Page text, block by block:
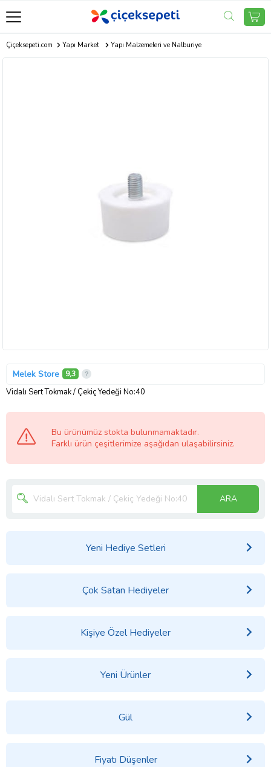
Çiçeksepeti.com Yapı Market Yapı Malzemeleri ve Nalburiye
Melek Store 9,3
Vidalı Sert Tokmak / Çekiç Yedeği No:40
Bu ürünümüz stokta bulunmamaktadır.
Farklı ürün çeşitlerimize aşağıdan ulaşabilirsiniz.
ARA
Yeni Hediye Setleri
Çok Satan Hediyeler
Kişiye Özel Hediyeler
Yeni Ürünler
Gül
Fiyatı Düşenler